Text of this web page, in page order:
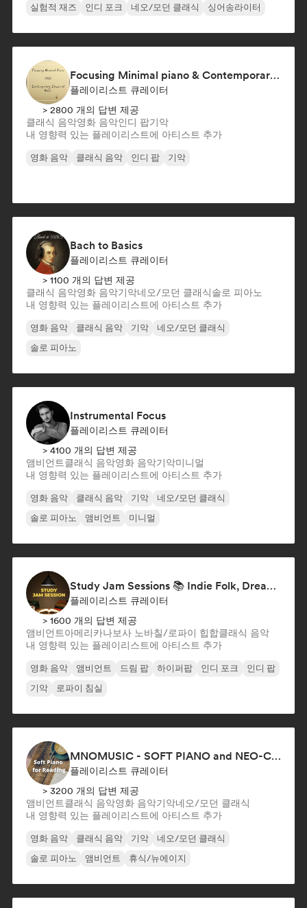
실험적 재즈
인디 포크 네오/모던 클래식 싱어송라이터
Focusing Minimal piano & Contemporary classical music
플레이리스트 큐레이터
> 2800 개의 답변 제공
클래식 음악영화 음악인디 팝기악
내 영향력 있는 플레이리스트에 아티스트 추가
영화 음악 클래식 음악 인디 팝 기악
Bach to Basics
플레이리스트 큐레이터
> 1100 개의 답변 제공
클래식 음악영화 음악기악네오/모던 클래식솔로 피아노
내 영향력 있는 플레이리스트에 아티스트 추가
영화 음악 클래식 음악 기악
네오/모던 클래식
솔로 피아노
Instrumental Focus
플레이리스트 큐레이터
> 4100 개의 답변 제공
앰비언트클래식 음악영화 음악기악미니멀
내 영향력 있는 플레이리스트에 아티스트 추가
영화 음악 클래식 음악 기악
네오/모던 클래식
솔로 피아노
앰비언트 미니멀
Study Jam Sessions 📚 Indie Folk, Dream Pop & Singer-Songwriter
플레이리스트 큐레이터
> 1600 개의 답변 제공
앰비언트아메리카나보사 노바칠/로파이 힙합클래식 음악
내 영향력 있는 플레이리스트에 아티스트 추가
영화 음악 앰비언트 드림 팝 하이퍼팝 인디 포크
인디 팝
기악
로파이 침실
MNOMUSIC - SOFT PIANO and NEO-CLASSICAL
플레이리스트 큐레이터
> 3200 개의 답변 제공
앰비언트클래식 음악영화 음악기악네오/모던 클래식
내 영향력 있는 플레이리스트에 아티스트 추가
영화 음악 클래식 음악 기악
네오/모던 클래식
솔로 피아노
앰비언트 휴식/뉴에이지